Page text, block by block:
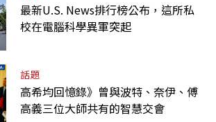
最新U.S. News排行榜公布，這所私
校在電腦科學異軍突起
話題
高希均回憶錄》曾與波特、奈伊、傅
高義三位大師共有的智慧交會